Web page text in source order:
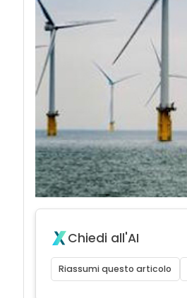
Chiedi all'AI
Riassumi questo articolo